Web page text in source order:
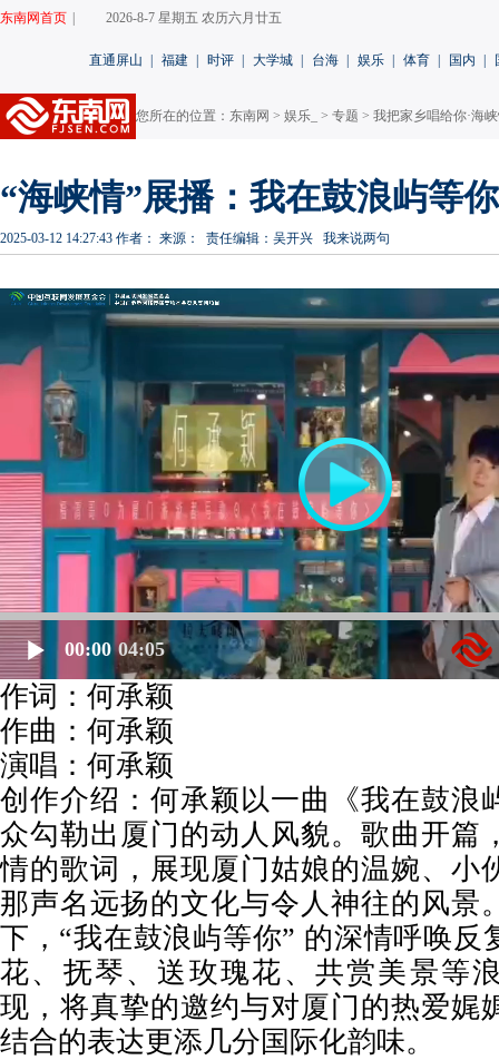
东南网首页 2026-8-7 星期五 农历六月廿五
直通屏山 福建 时评 大学城 台海 娱乐 体育 国内
您所在的位置： 东南网 > 娱乐_ > 专题 > 我把家乡唱给你·海
“海峡情”展播：我在鼓浪屿等你
2025-03-12 14:27:43 作者： 来源： 责任编辑：吴开兴 我来说两句
00:00 04:05
作词：何承颖
作曲：何承颖
演唱：何承颖
创作介绍：何承颖以一曲《我在鼓浪
众勾勒出厦门的动人风貌。歌曲开篇
情的歌词，展现厦门姑娘的温婉、小
那声名远扬的文化与令人神往的风景
下，“我在鼓浪屿等你” 的深情呼唤反
花、抚琴、送玫瑰花、共赏美景等
现，将真挚的邀约与对厦门的热爱娓
结合的表达更添几分国际化韵味。